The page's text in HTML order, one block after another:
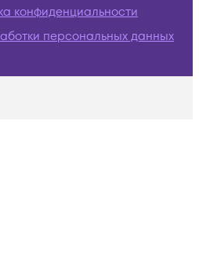
конфиденциальности
персональных данных